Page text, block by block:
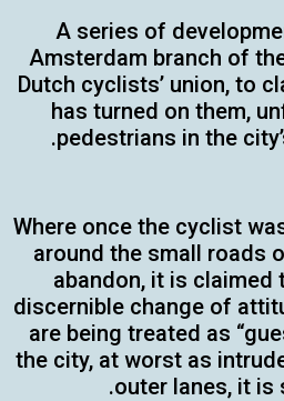
A series of
Amsterdam branch of
Dutch cyclists’ union, to
has turned on them,
pedestrians in the
Where once the cyclist
around the small roads
abandon, it is claimed
discernible change of
are being treated as
the city, at worst as
outer lanes, it is